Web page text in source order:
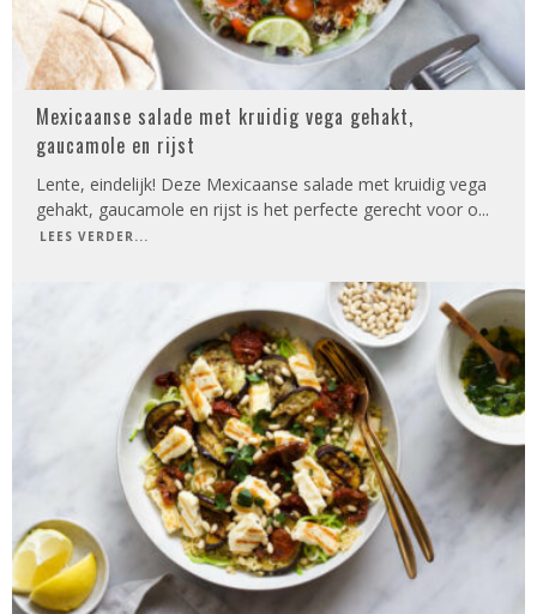
Mexicaanse salade met kruidig vega gehakt,
gaucamole en rijst
Lente, eindelijk! Deze Mexicaanse salade met kruidig vega
gehakt, gaucamole en rijst is het perfecte gerecht voor o...
LEES VERDER...